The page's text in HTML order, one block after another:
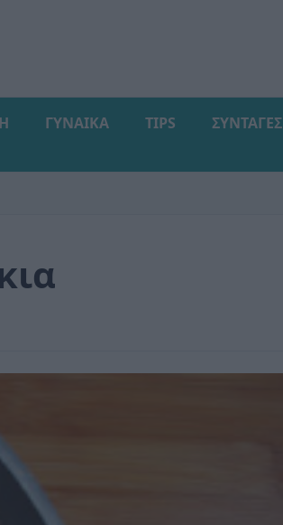
ΓΥΝΑΙΚΑ TIPS ΣΥΝΤΑΓΕΣ